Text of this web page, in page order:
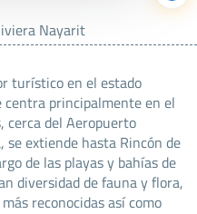
Nayarit
turístico en el estado
centra principalmente en el
cerca del Aeropuerto
extiende hasta Rincón de
de las playas y bahías de
diversidad de fauna y flora,
reconocidas así como